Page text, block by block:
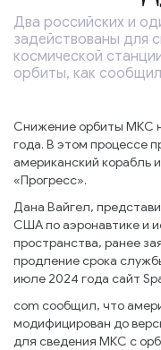
Два российских и
задействованы для
космической
орбиты, как
Снижение орбиты МКС
года. В этом процессе
американский корабль
«Прогресс».
Дана Вайгел,
США по аэронавтике и
пространства, ранее
продление срока
июле 2024 года сайт
com сообщил, что
модифицирован до
для сведения МКС с